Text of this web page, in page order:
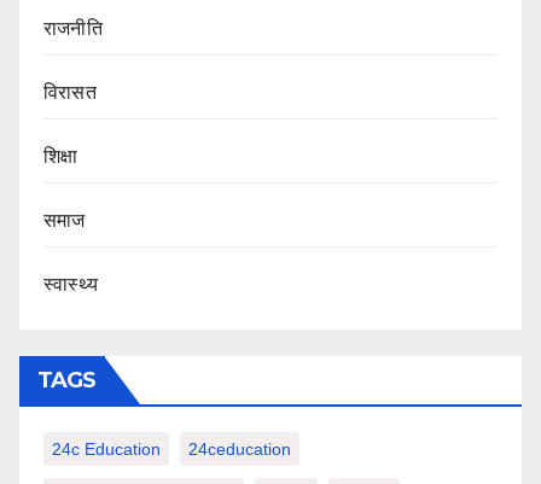
राजनीति
‍‍विरासत
शिक्षा
समाज
स्वास्थ्य
TAGS
24c Education 24ceducation